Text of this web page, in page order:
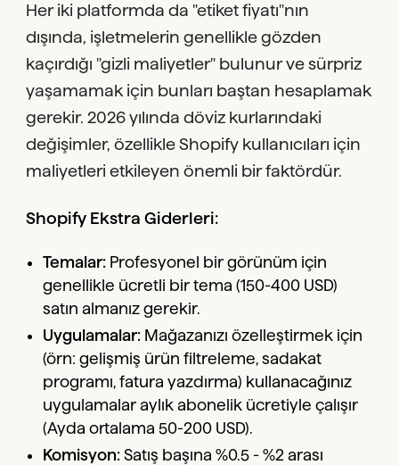
Her iki platformda da "etiket fiyatı"nın
dışında, işletmelerin genellikle gözden
kaçırdığı "gizli maliyetler" bulunur ve sürpriz
yaşamamak için bunları baştan hesaplamak
gerekir. 2026 yılında döviz kurlarındaki
değişimler, özellikle Shopify kullanıcıları için
maliyetleri etkileyen önemli bir faktördür.
Shopify Ekstra Giderleri:
Temalar: Profesyonel bir görünüm için
genellikle ücretli bir tema (150-400 USD)
satın almanız gerekir.
Uygulamalar: Mağazanızı özelleştirmek için
(örn: gelişmiş ürün filtreleme, sadakat
programı, fatura yazdırma) kullanacağınız
uygulamalar aylık abonelik ücretiyle çalışır
(Ayda ortalama 50-200 USD).
Komisyon: Satış başına %0.5 - %2 arası